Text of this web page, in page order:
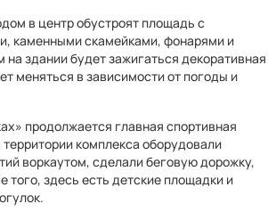
в центр обустроят площадь с
каменными скамейками, фонарями и
здании будет зажигаться декоративная
меняться в зависимости от погоды и
продолжается главная спортивная
комплекса оборудовали
воркаутом, сделали беговую дорожку,
того, здесь есть детские площадки и